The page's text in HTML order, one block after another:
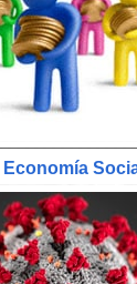
Economía